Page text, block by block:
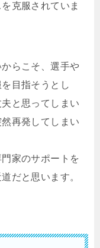
克服されていま
らこそ、選手や
目指そうとし
と思ってしまい
再発してしまい
家のサポートを
だと思います。